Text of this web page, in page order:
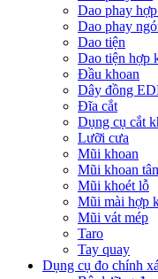
Dao phay
Dao phay
Dao tiện
Dao tiện hợp
Đầu khoan
Dây đồng
Đĩa cắt
Dụng cụ cắt
Lưỡi cưa
Mũi khoan
Mũi khoan
Mũi khoét lỗ
Mũi mài hợp
Mũi vát mép
Taro
Tay quay
Dụng cụ đo chính